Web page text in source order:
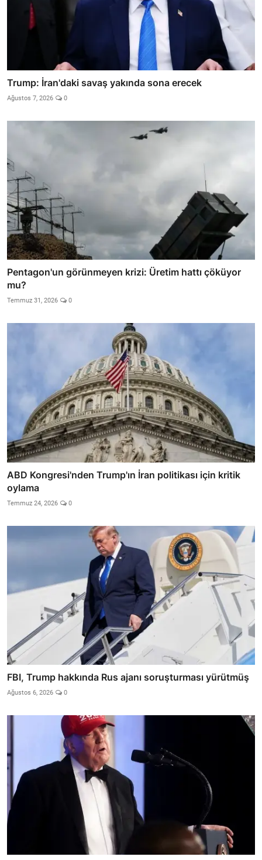
Trump: İran'daki savaş yakında sona erecek
Ağustos 7, 2026 0
Pentagon'un görünmeyen krizi: Üretim hattı çöküyor
mu?
Temmuz 31, 2026 0
ABD Kongresi'nden Trump'ın İran politikası için kritik
oylama
Temmuz 24, 2026 0
FBI, Trump hakkında Rus ajanı soruşturması yürütmüş
Ağustos 6, 2026 0